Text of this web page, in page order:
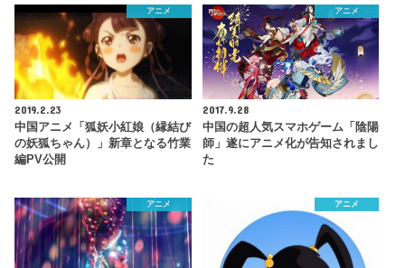
アニメ
2019.2.23
中国アニメ「狐妖小紅娘（縁結び
の妖狐ちゃん）」新章となる竹業
編PV公開
アニメ
2017.9.28
中国の超人気スマホゲーム「陰陽
師」遂にアニメ化が告知されまし
た
アニメ アニメ